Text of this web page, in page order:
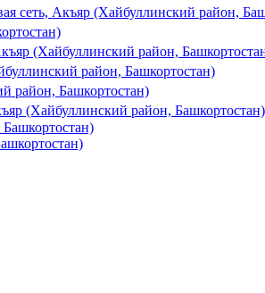
сеть, Акъяр (Хайбуллинский район,
(Хайбуллинский район,
район, Башкортостан)
район, Башкортостан)
(Хайбуллинский район, Башкортостан)